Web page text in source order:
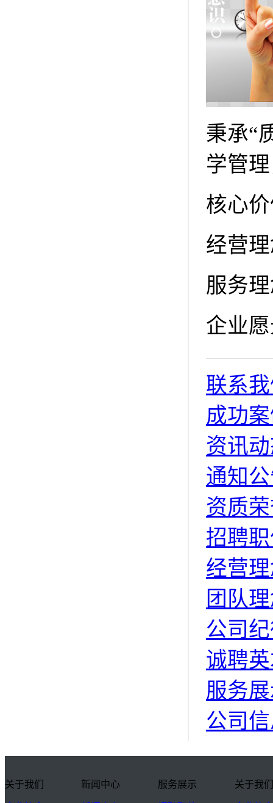
秉承“
学管
核心
经营
服务
企业
联系
成功
资讯
通知
资质
招聘
经营
团队
公司
诚聘
服务
公司
关于我们 新闻中心 服务展示 关于我们